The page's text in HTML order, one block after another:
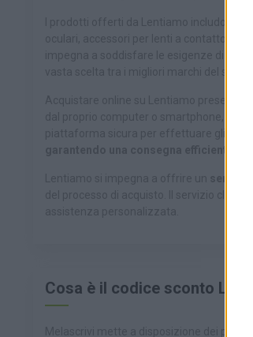
I prodotti offerti da Lentiamo includono
oculari, accessori per lenti a contatto e
impegna a soddisfare le esigenze di
vasta scelta tra i migliori marchi del
Acquistare online su Lentiamo presenta
piattaforma sicura per effettuare gli
del processo di acquisto. Il servizio
Cosa è il codice sconto
Melascrivi mette a disposizione dei